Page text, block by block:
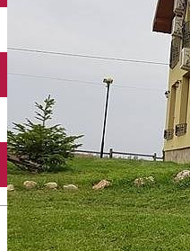
English
Închirieri auto
Închirieri biciclete
Încărcare